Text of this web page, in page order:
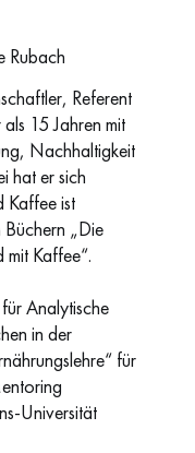
Rubach
Referent
15 Jahren mit
Nachhaltigkeit
hat er sich
Kaffee ist
Büchern „Die
Kaffee“.
Analytische
in der
für
Universität